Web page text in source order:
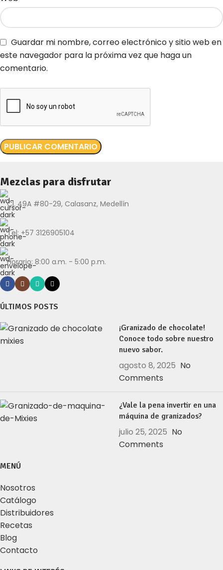
Guardar mi nombre, correo electrónico y sitio web en
este navegador para la próxima vez que haga un
comentario.
Mezclas para disfrutar
Cl. 49A #80-29, Calasanz, Medellín
Tel: +57 3126905104
Horario: 8:00 a.m. - 5:00 p.m.
ÚLTIMOS POSTS
¡Granizado de chocolate!
Conoce todo sobre nuestro
nuevo sabor.
agosto 8, 2025 No
Comments
¿Vale la pena invertir en una
máquina de granizados?
julio 25, 2025 No
Comments
MENÚ
Nosotros
Catálogo
Distribuidores
Recetas
Blog
Contacto